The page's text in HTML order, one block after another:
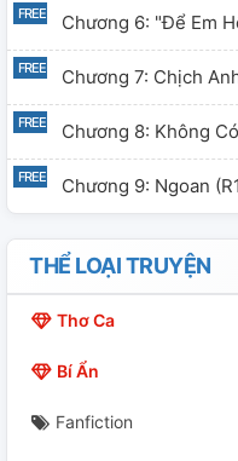
Chương 6: "Để Em
Chương 7: Chịch
Chương 8: Không
Chương 9: Ngoan
THỂ LOẠI TRUYỆN
Thơ Ca
Bí Ẩn
Fanfiction